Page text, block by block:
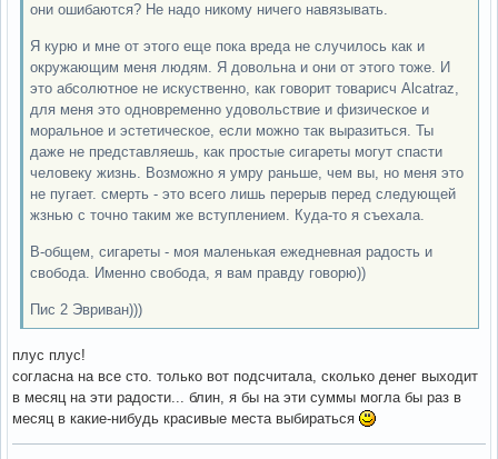
они ошибаются? Не надо никому ничего навязывать.
Я курю и мне от этого еще пока вреда не случилось как и
окружающим меня людям. Я довольна и они от этого тоже. И
это абсолютное не искуственно, как говорит товарисч Alcatraz,
для меня это одновременно удовольствие и физическое и
моральное и эстетическое, если можно так выразиться. Ты
даже не представляешь, как простые сигареты могут спасти
человеку жизнь. Возможно я умру раньше, чем вы, но меня это
не пугает. смерть - это всего лишь перерыв перед следующей
жзнью с точно таким же вступлением. Куда-то я съехала.
В-общем, сигареты - моя маленькая ежедневная радость и
свобода. Именно свобода, я вам правду говорю))
Пис 2 Эвриван)))
плус плус!
согласна на все сто. только вот подсчитала, сколько денег выходит
в месяц на эти радости... блин, я бы на эти суммы могла бы раз в
месяц в какие-нибудь красивые места выбираться